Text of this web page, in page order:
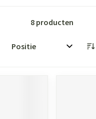
8 producten
Sorteer op: